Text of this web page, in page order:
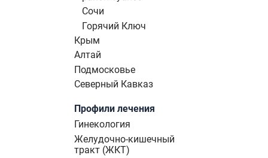
Сочи
Горячий Ключ
Крым
Алтай
Подмосковье
Северный Кавказ
Профили лечения
Гинекология
Желудочно-кишечный
тракт (ЖКТ)